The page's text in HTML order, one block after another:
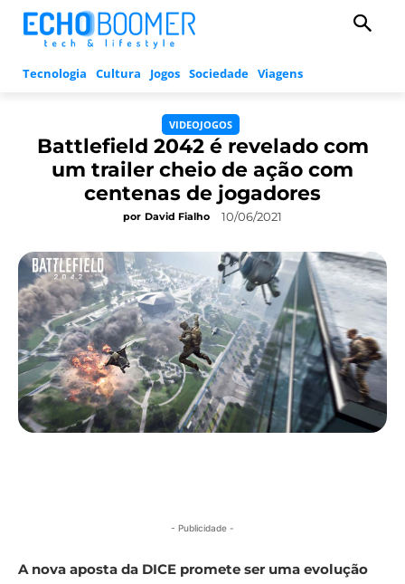
Tecnologia Cultura Jogos Sociedade Viagens
VIDEOJOGOS
Battlefield 2042 é revelado com
um trailer cheio de ação com
centenas de jogadores
por David Fialho 10/06/2021
- Publicidade -
A nova aposta da DICE promete ser uma evolução